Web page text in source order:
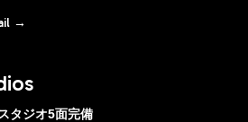
→
タジオ5面完備